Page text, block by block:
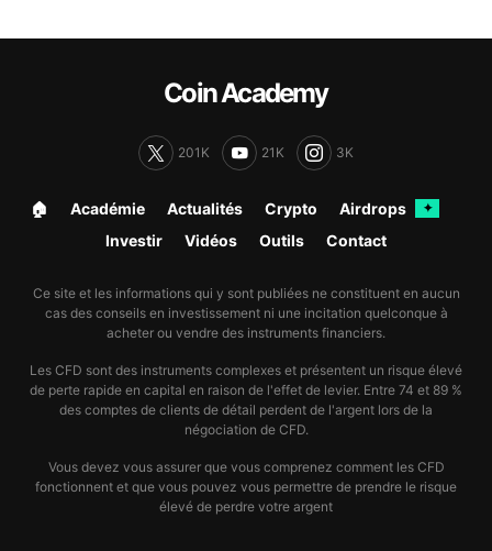
Coin Academy
201K 21K 3K
🏠︎ Académie Actualités Crypto Airdrops ✦
Investir Vidéos Outils Contact
Ce site et les informations qui y sont publiées ne constituent en aucun
cas des conseils en investissement ni une incitation quelconque à
acheter ou vendre des instruments financiers.
Les CFD sont des instruments complexes et présentent un risque élevé
de perte rapide en capital en raison de l'effet de levier. Entre 74 et 89 %
des comptes de clients de détail perdent de l'argent lors de la
négociation de CFD.
Vous devez vous assurer que vous comprenez comment les CFD
fonctionnent et que vous pouvez vous permettre de prendre le risque
élevé de perdre votre argent